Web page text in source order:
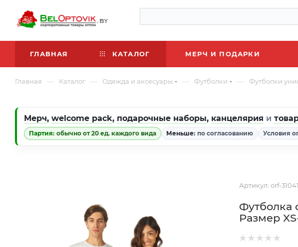
ГЛАВНАЯ КАТАЛОГ МЕРЧ И ПОДАРКИ
Главная — Каталог — Одежда и аксесуары — Футболки — Футболки
Мерч, welcome pack, подарочные наборы, канцелярия и
Партия: обычно от 20 ед. каждого вида Меньше: по согласованию Условия
Артикул: orf-
Футболка
Размер